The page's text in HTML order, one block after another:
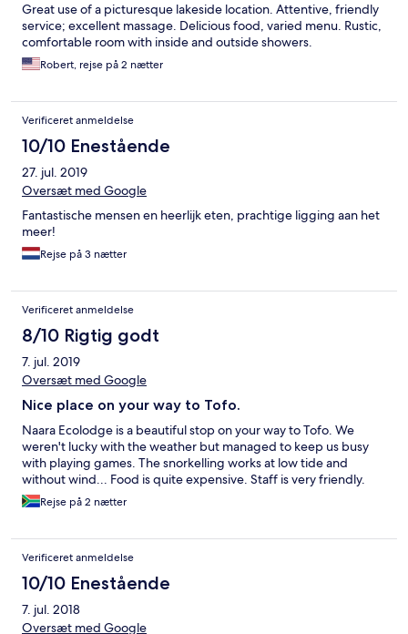
Great use of a picturesque lakeside location. Attentive, friendly
service; excellent massage. Delicious food, varied menu. Rustic,
comfortable room with inside and outside showers.
Robert, rejse på 2 nætter
Verificeret anmeldelse
10/10 Enestående
27. jul. 2019
Oversæt med Google
Fantastische mensen en heerlijk eten, prachtige ligging aan het
meer!
Rejse på 3 nætter
Verificeret anmeldelse
8/10 Rigtig godt
7. jul. 2019
Oversæt med Google
Nice place on your way to Tofo.
Naara Ecolodge is a beautiful stop on your way to Tofo. We
weren't lucky with the weather but managed to keep us busy
with playing games. The snorkelling works at low tide and
without wind... Food is quite expensive. Staff is very friendly.
Rejse på 2 nætter
Verificeret anmeldelse
10/10 Enestående
7. jul. 2018
Oversæt med Google